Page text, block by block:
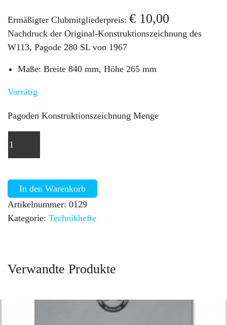
Ermäßigter Clubmitgliederpreis: € 10,00
Nachdruck der Original-Konstruktionszeichnung des
W113, Pagode 280 SL von 1967
Maße: Breite 840 mm, Höhe 265 mm
Vorrätig
Pagoden Konstruktionszeichnung Menge
In den Warenkorb
Artikelnummer: 0129
Kategorie: Technikhefte
Verwandte Produkte